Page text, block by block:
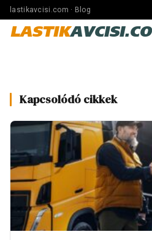
lastikavcisi.com · Blog
LASTIK
Kapcsolódó cikkek